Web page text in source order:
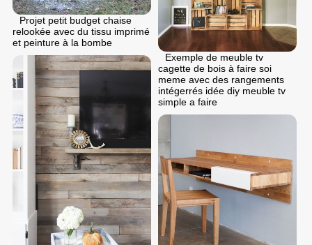
Projet petit budget chaise
relookée avec du tissu imprimé
et peinture à la bombe
Exemple de meuble tv
cagette de bois à faire soi
meme avec des rangements
intégerrés idée diy meuble tv
simple a faire